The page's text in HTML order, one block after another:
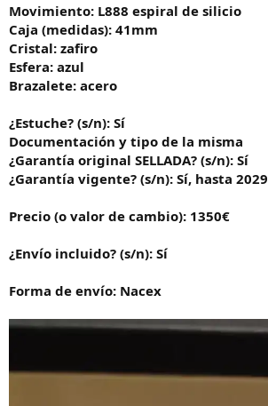
Movimiento: L888 espiral de silicio
Caja (medidas): 41mm
Cristal: zafiro
Esfera: azul
Brazalete: acero
¿Estuche? (s/n): Sí
Documentación y tipo de la misma
¿Garantía original SELLADA? (s/n): Sí
¿Garantía vigente? (s/n): Sí, hasta 2029
Precio (o valor de cambio): 1350€
¿Envío incluido? (s/n): Sí
Forma de envío: Nacex